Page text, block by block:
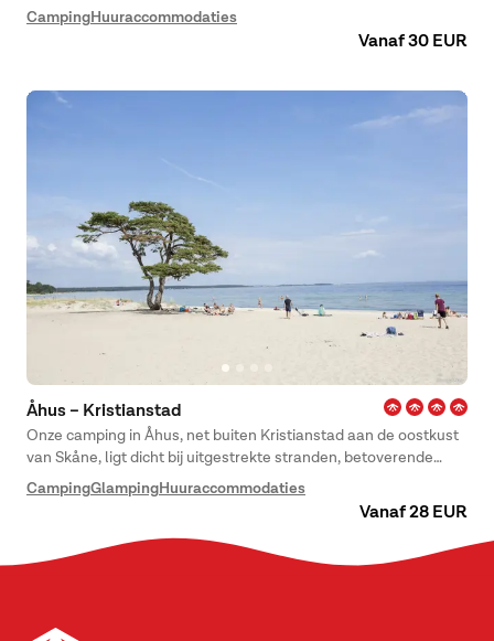
een kampeervakantie met prachtige uitzichten, verfrissende
Camping Huuraccommodaties
Vanaf 30 EUR
Åhus – Kristianstad
Onze camping in Åhus, net buiten Kristianstad aan de oostkust
van Skåne, ligt dicht bij uitgestrekte stranden, betoverende
bossen en rustige meren. Åhus is sinds het einde van de 19e
eeuw een populaire badplaats, waar jaarlijks duizenden
zandstrand.
CampingGlamping Huuraccommodaties
Vanaf 28 EUR